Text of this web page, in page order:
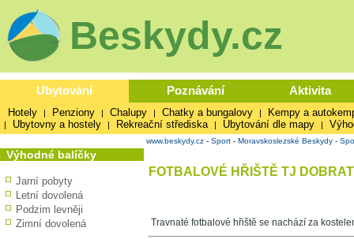
Beskydy.cz
Ubytování Poznávání Aktivita
Hotely | Penziony | Chalupy | Chatky a bungalovy | Kempy a
| Ubytovny a hostely | Rekreační střediska | Ubytování dle mapy |
Výhodné balíčky
Jarní pobyty
Letní dovolená
Podzim levněji
Zimní dovolená
www.beskydy.cz - Sport - Moravskoslezské Beskydy -
FOTBALOVÉ HŘIŠTĚ TJ
Travnaté fotbalové hřiště se nachází za